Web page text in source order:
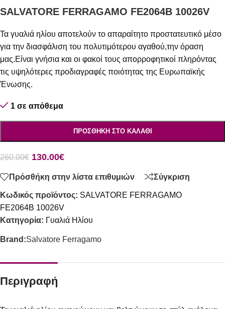
SALVATORE FERRAGAMO FE2064B 10026V
Τα γυαλιά ηλίου αποτελούν το απαραίτητο προστατευτικό μέσο
για την διασφάλιση του πολυτιμότερου αγαθού,την όραση
μας.Είναι γνήσια και οι φακοί τους απορροφητικοί πληρόντας
τις υψηλότερες προδιαγραφές ποιότητας της Ευρωπαϊκής
Ένωσης.
1 σε απόθεμα
ΠΡΟΣΘΉΚΗ ΣΤΟ ΚΑΛΆΘΙ
260.00€ 130.00€
Κωδικός προϊόντος: SALVATORE FERRAGAMO
FE2064B 10026V
Κατηγορία: Γυαλιά Ηλίου
Brand:Salvatore Ferragamo
Πρόσθήκη στην λίστα επιθυμιών Σύγκριση
Περιγραφή